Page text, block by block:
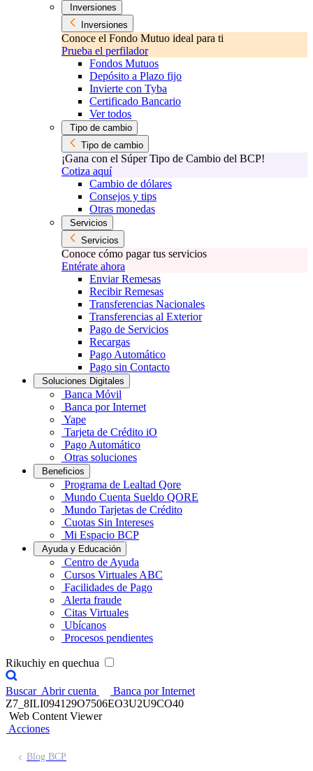
Inversiones
Inversiones
Conoce el Fondo Mutuo ideal para ti
Prueba el perfilador
Fondos Mutuos
Depósito a Plazo fijo
Invierte con Tyba
Certificado Bancario
Ver todos
Tipo de cambio
Tipo de cambio
¡Gana con el Súper Tipo de Cambio del BCP!
Cotiza aquí
Cambio de dólares
Consejos y tips
Otras monedas
Servicios
Servicios
Conoce cómo pagar tus servicios
Entérate ahora
Enviar Remesas
Recibir Remesas
Transferencias Nacionales
Transferencias al Exterior
Pago de Servicios
Recargas
Pago Automático
Pago sin Contacto
Soluciones Digitales
Banca Móvil
Banca por Internet
Yape
Tarjeta de Crédito iO
Pago Automático
Otras soluciones
Beneficios
Programa de Lealtad Qore
Mundo Cuenta Sueldo QORE
Mundo Tarjetas de Crédito
Cuotas Sin Intereses
Mi Espacio BCP
Ayuda y Educación
Centro de Ayuda
Cursos Virtuales ABC
Facilidades de Pago
Alerta fraude
Citas Virtuales
Ubícanos
Procesos pendientes
Rikuchiy en quechua
Buscar Abrir cuenta
Banca por Internet
Z7_8ILI094129O7506EO3U2U9CO40
Web Content Viewer
Acciones
Blog BCP